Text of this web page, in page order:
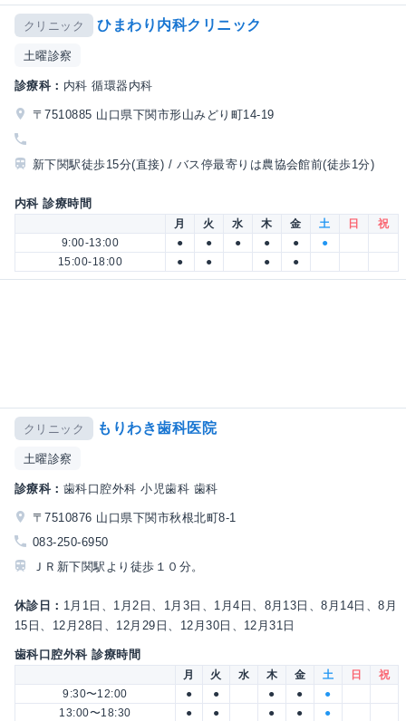
クリニック ひまわり内科クリニック
土曜診察
診療科： 内科 循環器内科
〒7510885 山口県下関市形山みどり町14-19
新下関駅徒歩15分(直接) / バス停最寄りは農協会館前(徒歩1分)
内科 診療時間
月 火 水 木 金 土 日
祝
9:00-13:00
● ● ● ● ●
●
15:00-18:00
● ● ● ●
クリニック もりわき歯科医院
土曜診察
診療科： 歯科口腔外科 小児歯科 歯科
〒7510876 山口県下関市秋根北町8-1
083-250-6950
ＪＲ新下関駅より徒歩１０分。
休診日： 1月1日、1月2日、1月3日、1月4日、8月13日、8月14日、8月
15日、12月28日、12月29日、12月30日、12月31日
歯科口腔外科 診療時間
月 火 水 木 金 土 日
祝
9:30〜12:00
● ● ● ●
●
13:00〜18:30
● ● ● ● ●